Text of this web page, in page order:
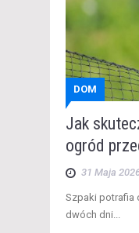
DOM
Jak
ogród
31 Maja
​Szpaki potrafia
dwóch dni...